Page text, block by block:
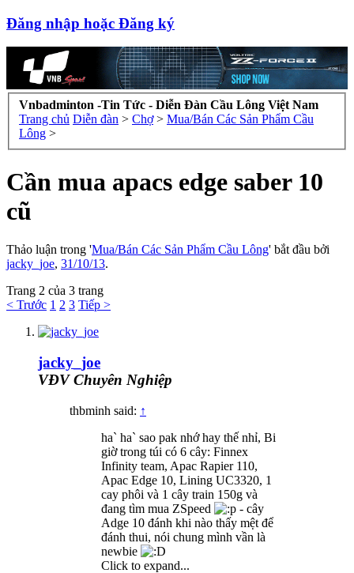
Đăng nhập hoặc Đăng ký
Vnbadminton -Tin Tức - Diễn Đàn Cầu Lông Việt Nam
Trang chủ Diễn đàn > Chợ > Mua/Bán Các Sản Phẩm Cầu
Lông >
Cần mua apacs edge saber 10
cũ
Thảo luận trong 'Mua/Bán Các Sản Phẩm Cầu Lông' bắt đầu bởi
jacky_joe, 31/10/13.
Trang 2 của 3 trang
< Trước 1 2 3 Tiếp >
jacky_joe
VĐV Chuyên Nghiệp
thbminh said: ↑
ha` ha` sao pak nhớ hay thế nhỉ, Bi
giờ trong túi có 6 cây: Finnex
Infinity team, Apac Rapier 110,
Apac Edge 10, Lining UC3320, 1
cay phôi và 1 cây train 150g và
đang tìm mua ZSpeed
- cây
Adge 10 đánh khi nào thấy mệt để
đánh thui, nói chung mình vần là
newbie
Click to expand...